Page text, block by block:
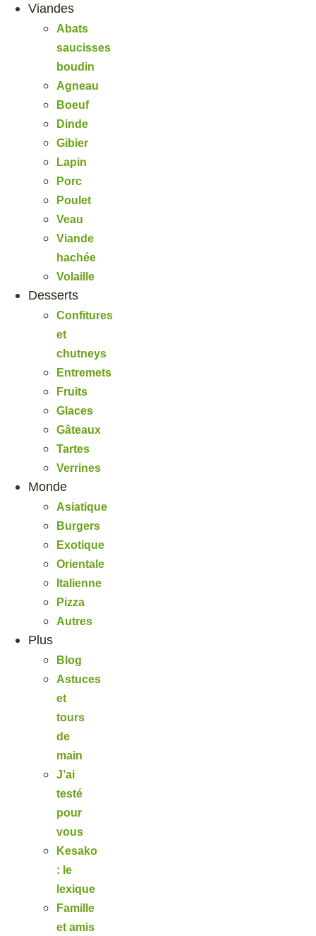
Viandes
Abats
saucisses
boudin
Agneau
Boeuf
Dinde
Gibier
Lapin
Porc
Poulet
Veau
Viande
hachée
Volaille
Desserts
Confitures
et
chutneys
Entremets
Fruits
Glaces
Gâteaux
Tartes
Verrines
Monde
Asiatique
Burgers
Exotique
Orientale
Italienne
Pizza
Autres
Plus
Blog
Astuces
et
tours
de
main
J’ai
testé
pour
vous
Kesako
: le
lexique
Famille
et amis